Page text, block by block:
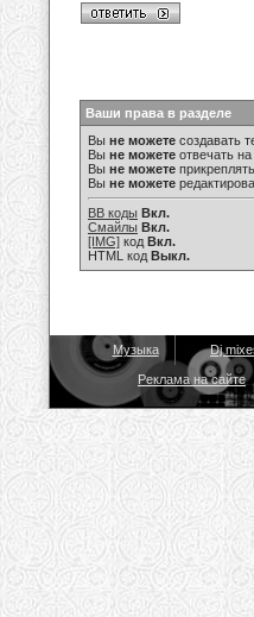
Ваши права в разделе
Вы не можете создавать
Вы не можете отвечать
Вы не можете
Вы не можете
BB коды Вкл.
Смайлы Вкл.
[IMG] код Вкл.
HTML код Выкл.
Музыка Dj
Реклама на сайте